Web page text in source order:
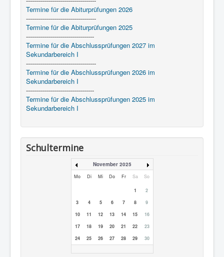
Termine für die Abiturprüfungen 2026
-----------------------------------
Termine für die Abiturprüfungen 2025
----------------------------------
Termine für die Abschlussprüfungen 2027 im
Sekundarbereich I
-----------------------------------
Termine für die Abschlussprüfungen 2026 im
Sekundarbereich I
----------------------------------
Termine für die Abschlussprüfungen 2025 im
Sekundarbereich I
Schultermine
November 2025
Mo Di Mi Do Fr Sa So
1
2
3
4 5 6 7 8
9
10
11 12 13 14 15
16
17
18 19 20 21 22
23
24
25 26 27 28 29 30